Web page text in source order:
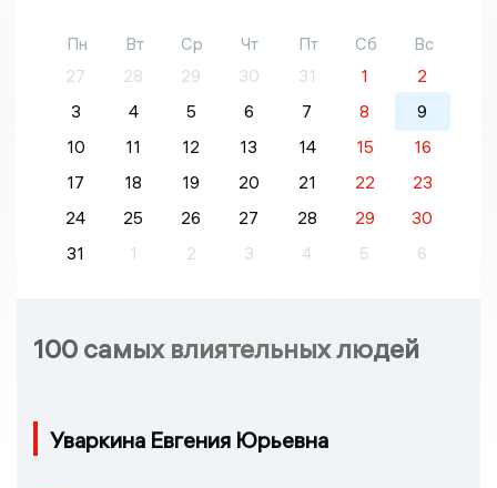
Пн Вт Ср Чт Пт Сб
Вс
27
28 29 30 31 1
2
3
4 5 6 7 8
9
10
11 12 13 14 15
16
17
18 19 20 21 22
23
24
25 26 27 28 29
30
31
1 2 3 4 5 6
100 самых влиятельных людей
Уваркина Евгения Юрьевна